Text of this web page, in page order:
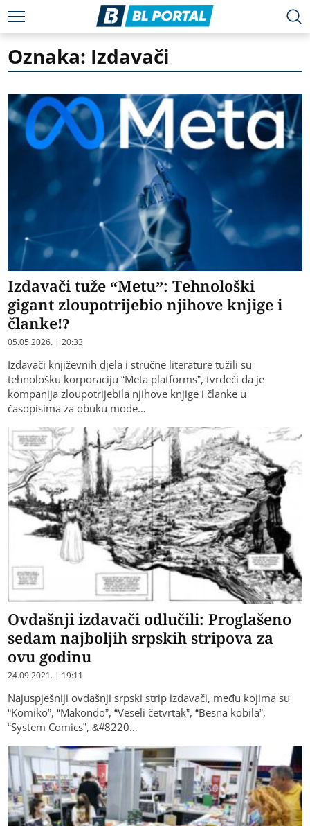
Oznaka: Izdavači
Izdavači tuže “Metu”: Tehnološki
gigant zloupotrijebio njihove knjige i
članke!?
05.05.2026. | 20:33
Izdavači književnih djela i stručne literature tužili su
tehnološku korporaciju “Meta platforms”, tvrdeći da je
kompanija zloupotrijebila njihove knjige i članke u
časopisima za obuku mode…
Ovdašnji izdavači odlučili: Proglašeno
sedam najboljih srpskih stripova za
ovu godinu
24.09.2021. | 19:11
Najuspješniji ovdašnji srpski strip izdavači, među kojima su
“Komiko”, “Makondo”, “Veseli četvrtak”, “Besna kobila”,
“System Comics”, &#8220…